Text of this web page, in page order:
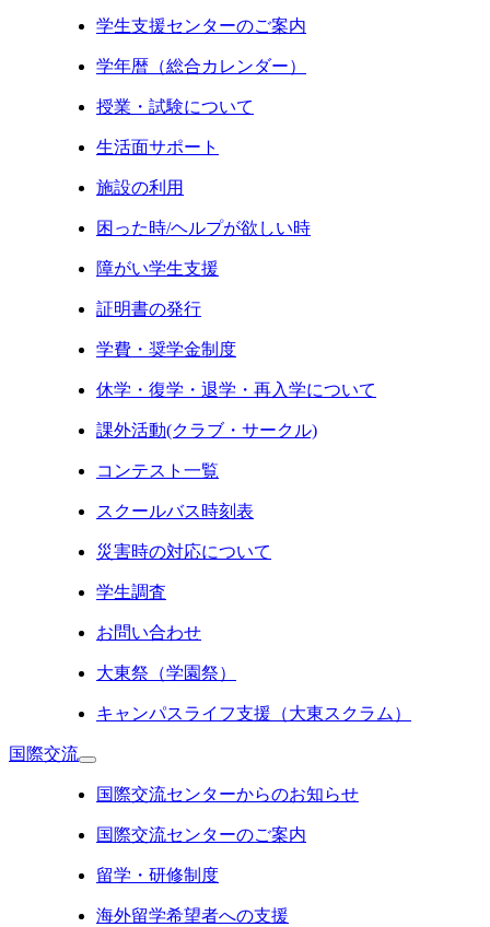
学生支援センターのご案内
学年暦（総合カレンダー）
授業・試験について
生活面サポート
施設の利用
困った時/ヘルプが欲しい時
障がい学生支援
証明書の発行
学費・奨学金制度
休学・復学・退学・再入学について
課外活動(クラブ・サークル)
コンテスト一覧
スクールバス時刻表
災害時の対応について
学生調査
お問い合わせ
大東祭（学園祭）
キャンパスライフ支援（大東スクラム）
国際交流
国際交流センターからのお知らせ
国際交流センターのご案内
留学・研修制度
海外留学希望者への支援